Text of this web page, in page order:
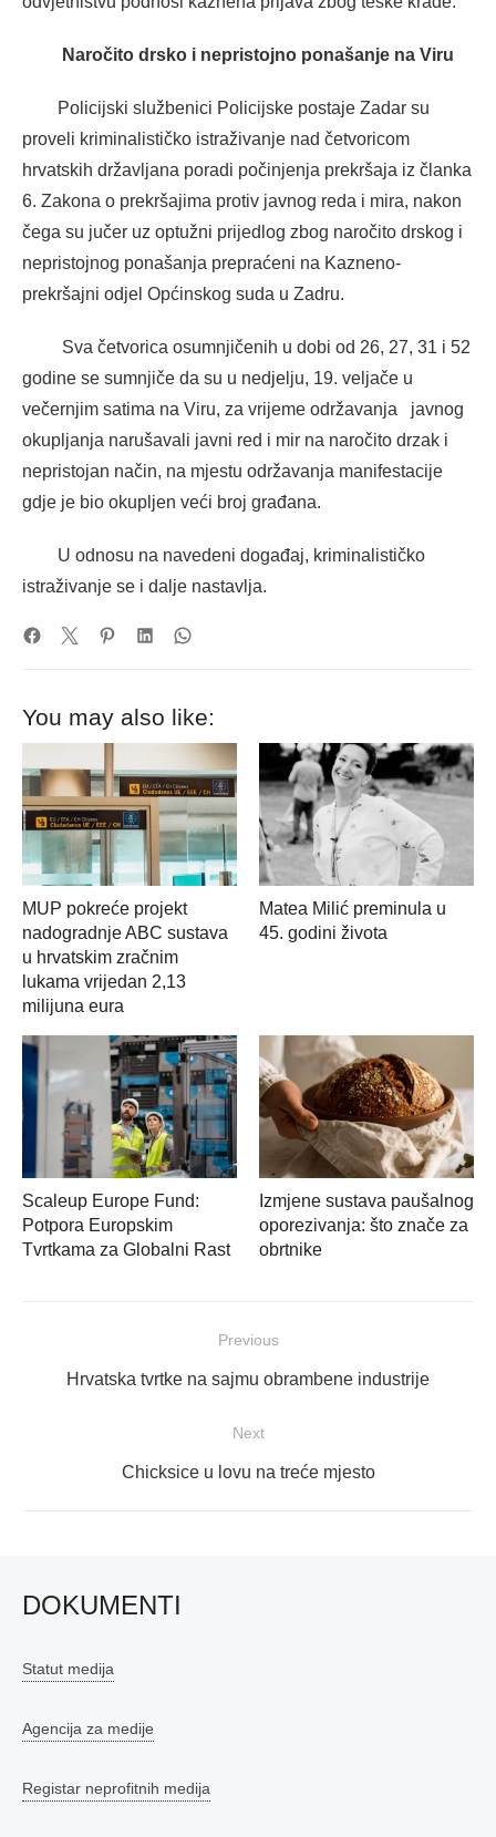
Naročito drsko i nepristojno ponašanje na Viru
Policijski službenici Policijske postaje Zadar su
proveli kriminalističko istraživanje nad četvoricom
hrvatskih državljana poradi počinjenja prekršaja iz članka
6. Zakona o prekršajima protiv javnog reda i mira, nakon
čega su jučer uz optužni prijedlog zbog naročito drskog i
nepristojnog ponašanja prepraćeni na Kazneno-
prekršajni odjel Općinskog suda u Zadru.
Sva četvorica osumnjičenih u dobi od 26, 27, 31 i 52
godine se sumnjiče da su u nedjelju, 19. veljače u
večernjim satima na Viru, za vrijeme održavanja javnog
okupljanja narušavali javni red i mir na naročito drzak i
nepristojan način, na mjestu održavanja manifestacije
gdje je bio okupljen veći broj građana.
U odnosu na navedeni događaj, kriminalističko
istraživanje se i dalje nastavlja.
You may also like:
MUP pokreće projekt
nadogradnje ABC sustava
u hrvatskim zračnim
lukama vrijedan 2,13
milijuna eura
Matea Milić preminula u
45. godini života
Scaleup Europe Fund:
Potpora Europskim
Tvrtkama za Globalni Rast
Izmjene sustava paušalnog
oporezivanja: što znače za
obrtnike
objava
Previous
Previous
Hrvatska tvrtke na sajmu obrambene industrije
Next
Next
Chicksice u lovu na treće mjesto
DOKUMENTI
Statut medija
Agencija za medije
Registar neprofitnih medija